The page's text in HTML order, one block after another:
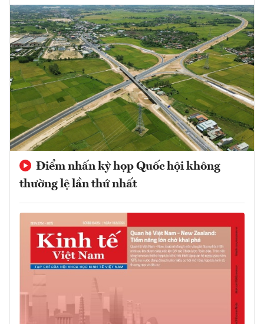
Điểm nhấn kỳ họp Quốc hội không
thường lệ lần thứ nhất